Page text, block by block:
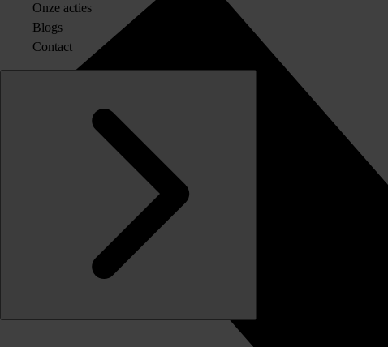
Onze acties
Blogs
Contact